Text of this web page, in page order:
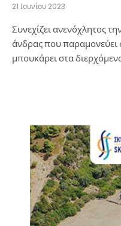
21 Ιουνίου 2023
Συνεχίζει ανενόχλητος
άνδρας που παραμονεύει
μπουκάρει στα